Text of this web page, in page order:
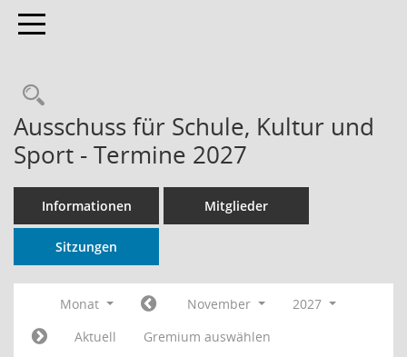
Toggle navigation
Rechercheauswahl
Ausschuss für Schule, Kultur und
Sport - Termine 2027
Informationen Mitglieder
Sitzungen
Monat November
2027
Aktuell
Gremium auswählen